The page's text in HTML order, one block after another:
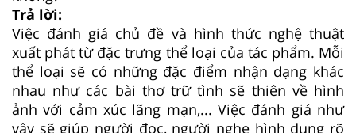
Trả lời:
Việc đánh giá chủ đề và hình thức nghệ thuật
xuất phát từ đặc trưng thể loại của tác phẩm. Mỗi
thể loại sẽ có những đặc điểm nhận dạng khác
nhau như các bài thơ trữ tình sẽ thiên về hình
ảnh với cảm xúc lãng mạn,... Việc đánh giá như
vậy sẽ giúp người đọc, người nghe hình dung rõ